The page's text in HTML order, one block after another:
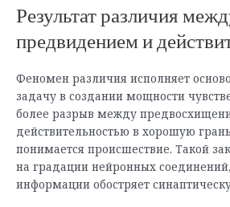
Результат различия
предвидением и
Феномен различия исполняет
задачу в создании мощности
более разрыв между
действительностью в хорошую
понимается происшествие. Такой
на градации нейронных
информации обостряет